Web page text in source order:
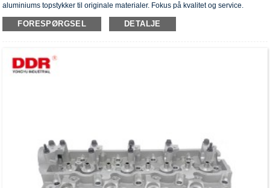
aluminiums topstykker til originale materialer. Fokus på kvalitet og service.
Topstykkerne har opnået ISO16949-godkendelsescertifikater, "højtforseglet
topstykke", "cylinderhovedernes lange levetid" og fem andre
FORESPØRGSEL DETALJE